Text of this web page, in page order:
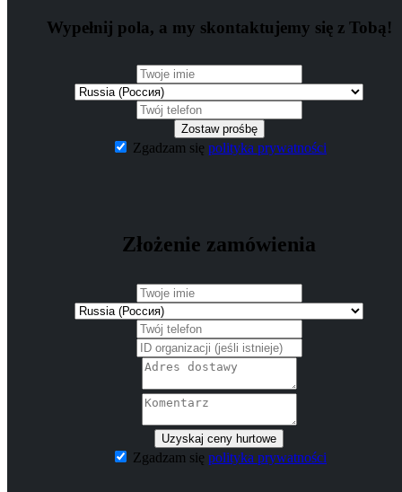
Wypełnij pola, a my skontaktujemy się z Tobą!
Zostaw prośbę
Zgadzam się polityka prywatności
Złożenie zamówienia
Uzyskaj ceny hurtowe
Zgadzam się polityka prywatności